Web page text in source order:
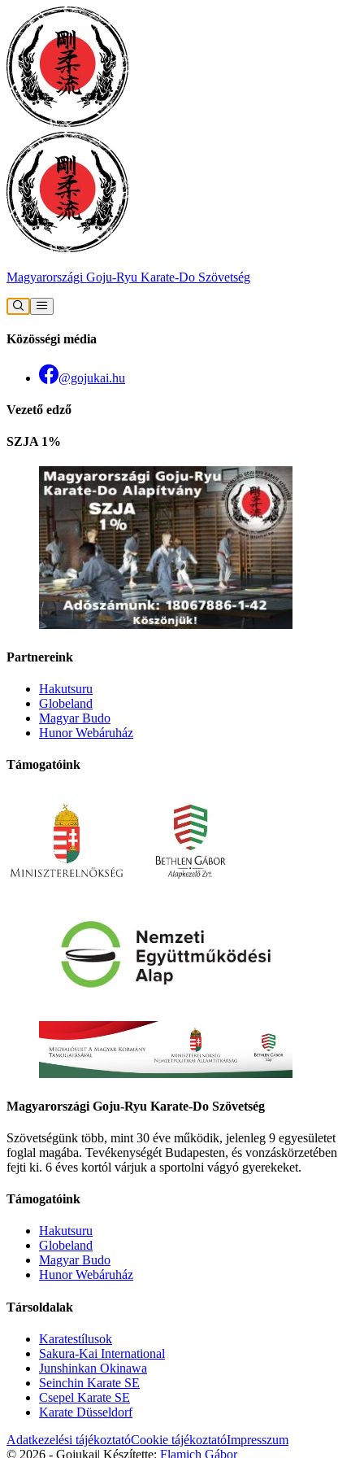
Magyarországi Goju-Ryu Karate-Do Szövetség
Közösségi média
@gojukai.hu
Vezető edző
SZJA 1%
Partnereink
Hakutsuru
Globeland
Magyar Budo
Hunor Webáruház
Támogatóink
Magyarországi Goju-Ryu Karate-Do Szövetség
Szövetségünk több, mint 30 éve működik, jelenleg 9 egyesületet
foglal magába. Tevékenységét Budapesten, és vonzáskörzetében
fejti ki. 6 éves kortól várjuk a sportolni vágyó gyerekeket.
Támogatóink
Hakutsuru
Globeland
Magyar Budo
Hunor Webáruház
Társoldalak
Karatestílusok
Sakura-Kai International
Junshinkan Okinawa
Seinchin Karate SE
Csepel Karate SE
Karate Düsseldorf
Adatkezelési tájékoztatóCookie tájékoztatóImpresszum
© 2026 - Gojukai| Készítette: Flamich Gábor